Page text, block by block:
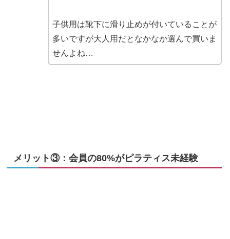
子供用は靴下に滑り止めが付いていることが
多いですが大人用だとなかなか選んで買いま
せんよね…
メリット③：会員の80%がピラティス未経験